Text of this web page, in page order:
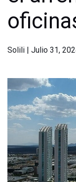
Solili | Julio 31,